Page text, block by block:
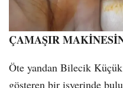
ÇAMAŞIR
Öte yandan Bilecik
gösteren bir işyerinde